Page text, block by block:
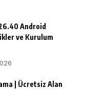
Android
ve Kurulum
| Ücretsiz Alan